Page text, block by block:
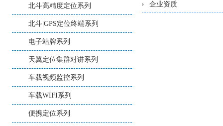
北斗高精度定位系列
北斗|GPS定位终端系列
电子站牌系列
天翼定位集群对讲系列
车载视频监控系列
车载WIFI系列
便携定位系列
企业资质